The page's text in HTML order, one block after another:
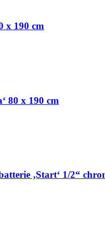
x 190 cm
80 x 190 cm
‚Start‘ 1/2“